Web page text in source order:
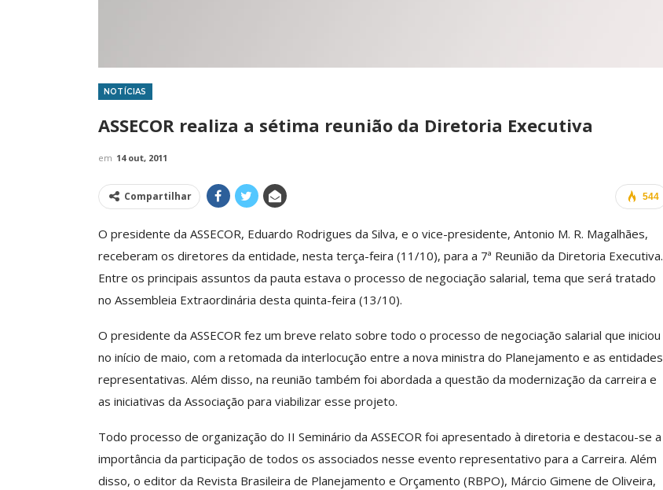
NOTÍCIAS
ASSECOR realiza a sétima reunião da Diretoria Executiva
em 14 out, 2011
544
Compartilhar
O presidente da ASSECOR, Eduardo Rodrigues da Silva, e o vice-presidente, Antonio M. R. Magalhães,
receberam os diretores da entidade, nesta terça-feira (11/10), para a 7ª Reunião da Diretoria Executiva.
Entre os principais assuntos da pauta estava o processo de negociação salarial, tema que será tratado
no Assembleia Extraordinária desta quinta-feira (13/10).
O presidente da ASSECOR fez um breve relato sobre todo o processo de negociação salarial que iniciou
no início de maio, com a retomada da interlocução entre a nova ministra do Planejamento e as entidades
representativas. Além disso, na reunião também foi abordada a questão da modernização da carreira e
as iniciativas da Associação para viabilizar esse projeto.
Todo processo de organização do II Seminário da ASSECOR foi apresentado à diretoria e destacou-se a
importância da participação de todos os associados nesse evento representativo para a Carreira. Além
disso, o editor da Revista Brasileira de Planejamento e Orçamento (RBPO), Márcio Gimene de Oliveira,
Clube De Benefícios ASSECOR
Reúne Dezenas De Escolas De
Comunicacao 29 jun, 2026
IMPRENSA
Participa De Debate Sobre A
Unificação Das Carreiras Do…
Comunicacao 5 ago, 2026
IMPRENSA